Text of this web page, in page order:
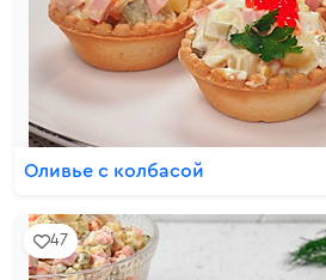
Оливье с колбасой
47